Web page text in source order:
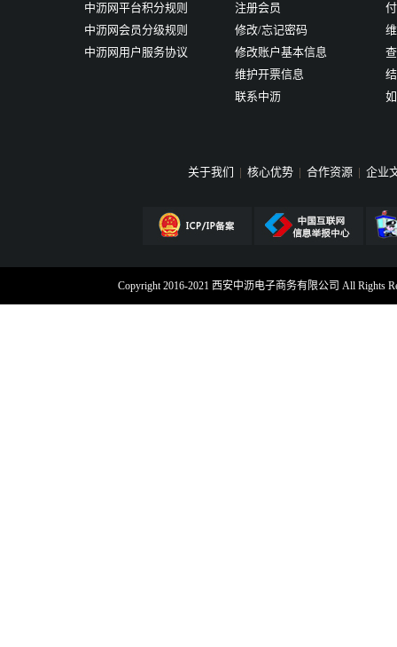
中沥网平台积分规则
中沥网会员分级规则
中沥网用户服务协议
注册会员
修改/忘记密码
修改账户基本信息
维护开票信息
联系中沥
关于我们 | 核心优势 | 合作资源 | 企业
Copyright 2016-2021 西安中沥电子商务有限公司 All